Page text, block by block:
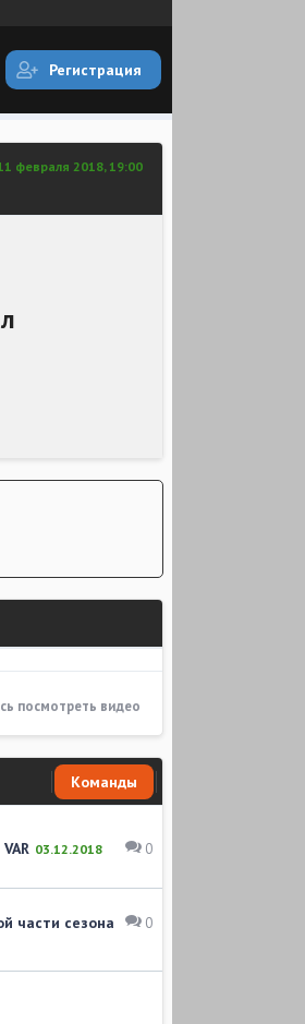
Регистрация
февраля 2018, 19:00
посмотреть видео
Команды
0
03.12.2018
0
части сезона